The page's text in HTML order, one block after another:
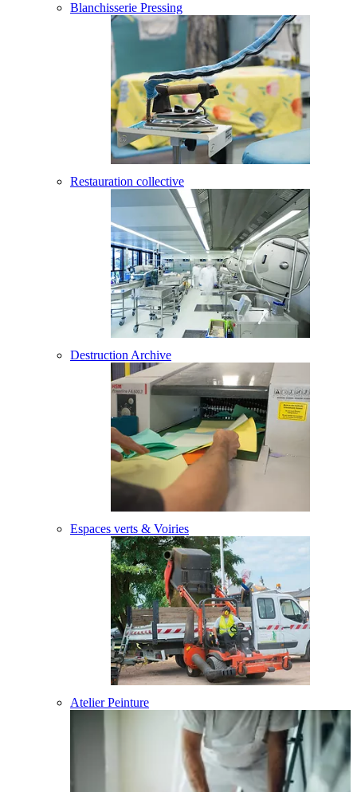
Blanchisserie Pressing
Restauration collective
Destruction Archive
Espaces verts & Voiries
Atelier Peinture